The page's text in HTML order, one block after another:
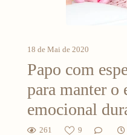
18 de Mai de 2020
Papo com
para manter
emocional
261 9